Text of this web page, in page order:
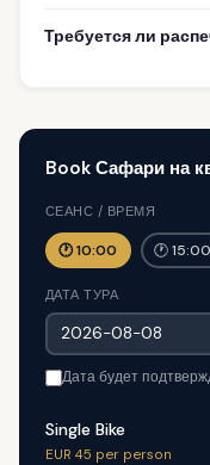
Требуется ли
Book Сафари на
СЕАНС / ВРЕМЯ
🕐 10:00 🕐 15:00
ДАТА ТУРА
Дата будет
Single Bike
EUR 45 per person